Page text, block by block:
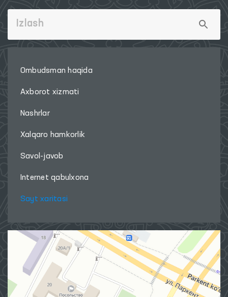
Ombudsman haqida
Axborot xizmati
Nashrlar
Xalqaro hamkorlik
Savol-javob
Internet qabulxona
Sayt xaritasi